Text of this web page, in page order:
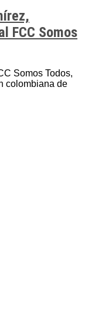
FCC Somos
Somos Todos,
colombiana de